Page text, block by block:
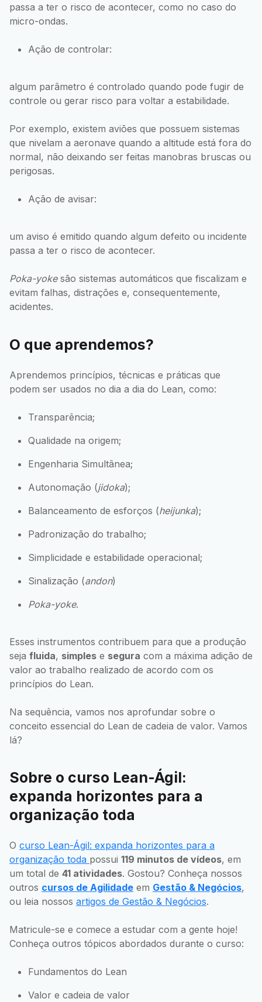
passa a ter o risco de acontecer, como no caso do
micro-ondas.
Ação de controlar:
algum parâmetro é controlado quando pode fugir de
controle ou gerar risco para voltar a estabilidade.
Por exemplo, existem aviões que possuem sistemas
que nivelam a aeronave quando a altitude está fora do
normal, não deixando ser feitas manobras bruscas ou
perigosas.
Ação de avisar:
um aviso é emitido quando algum defeito ou incidente
passa a ter o risco de acontecer.
Poka-yokesão sistemas automáticos que fiscalizam e
evitam falhas, distrações e, consequentemente,
acidentes.
O que aprendemos?
Aprendemos princípios, técnicas e práticas que
podem ser usados no dia a dia do Lean, como:
Transparência;
Qualidade na origem;
Engenharia Simultânea;
Autonomação (jidoka);
Balanceamento de esforços (heijunka);
Padronização do trabalho;
Simplicidade e estabilidade operacional;
Sinalização (andon)
Poka-yoke.
Esses instrumentos contribuem para que a produção
seja fluida, simples e segura com a máxima adição de
valor ao trabalho realizado de acordo com os
princípios do Lean.
Na sequência, vamos nos aprofundar sobre o
conceito essencial do Lean de cadeia de valor. Vamos
lá?
Sobre o curso Lean-Ágil:
expanda horizontes para a
organização toda
O curso Lean-Ágil: expanda horizontes para a
organização toda possui 119 minutos de vídeos, em
um total de 41 atividades. Gostou? Conheça nossos
outros cursos de Agilidade em Gestão & Negócios,
ou leia nossos artigos de Gestão & Negócios.
Matricule-se e comece a estudar com a gente hoje!
Conheça outros tópicos abordados durante o curso:
Fundamentos do Lean
Valor e cadeia de valor